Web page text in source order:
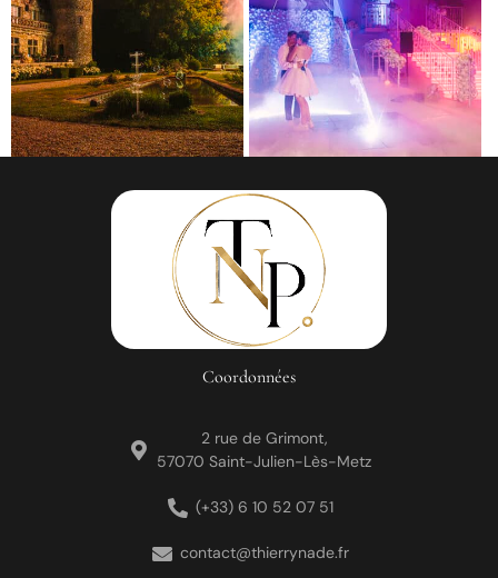
Coordonnées
2 rue de Grimont,
57070 Saint-Julien-Lès-Metz
(+33) 6 10 52 07 51
contact@thierrynade.fr